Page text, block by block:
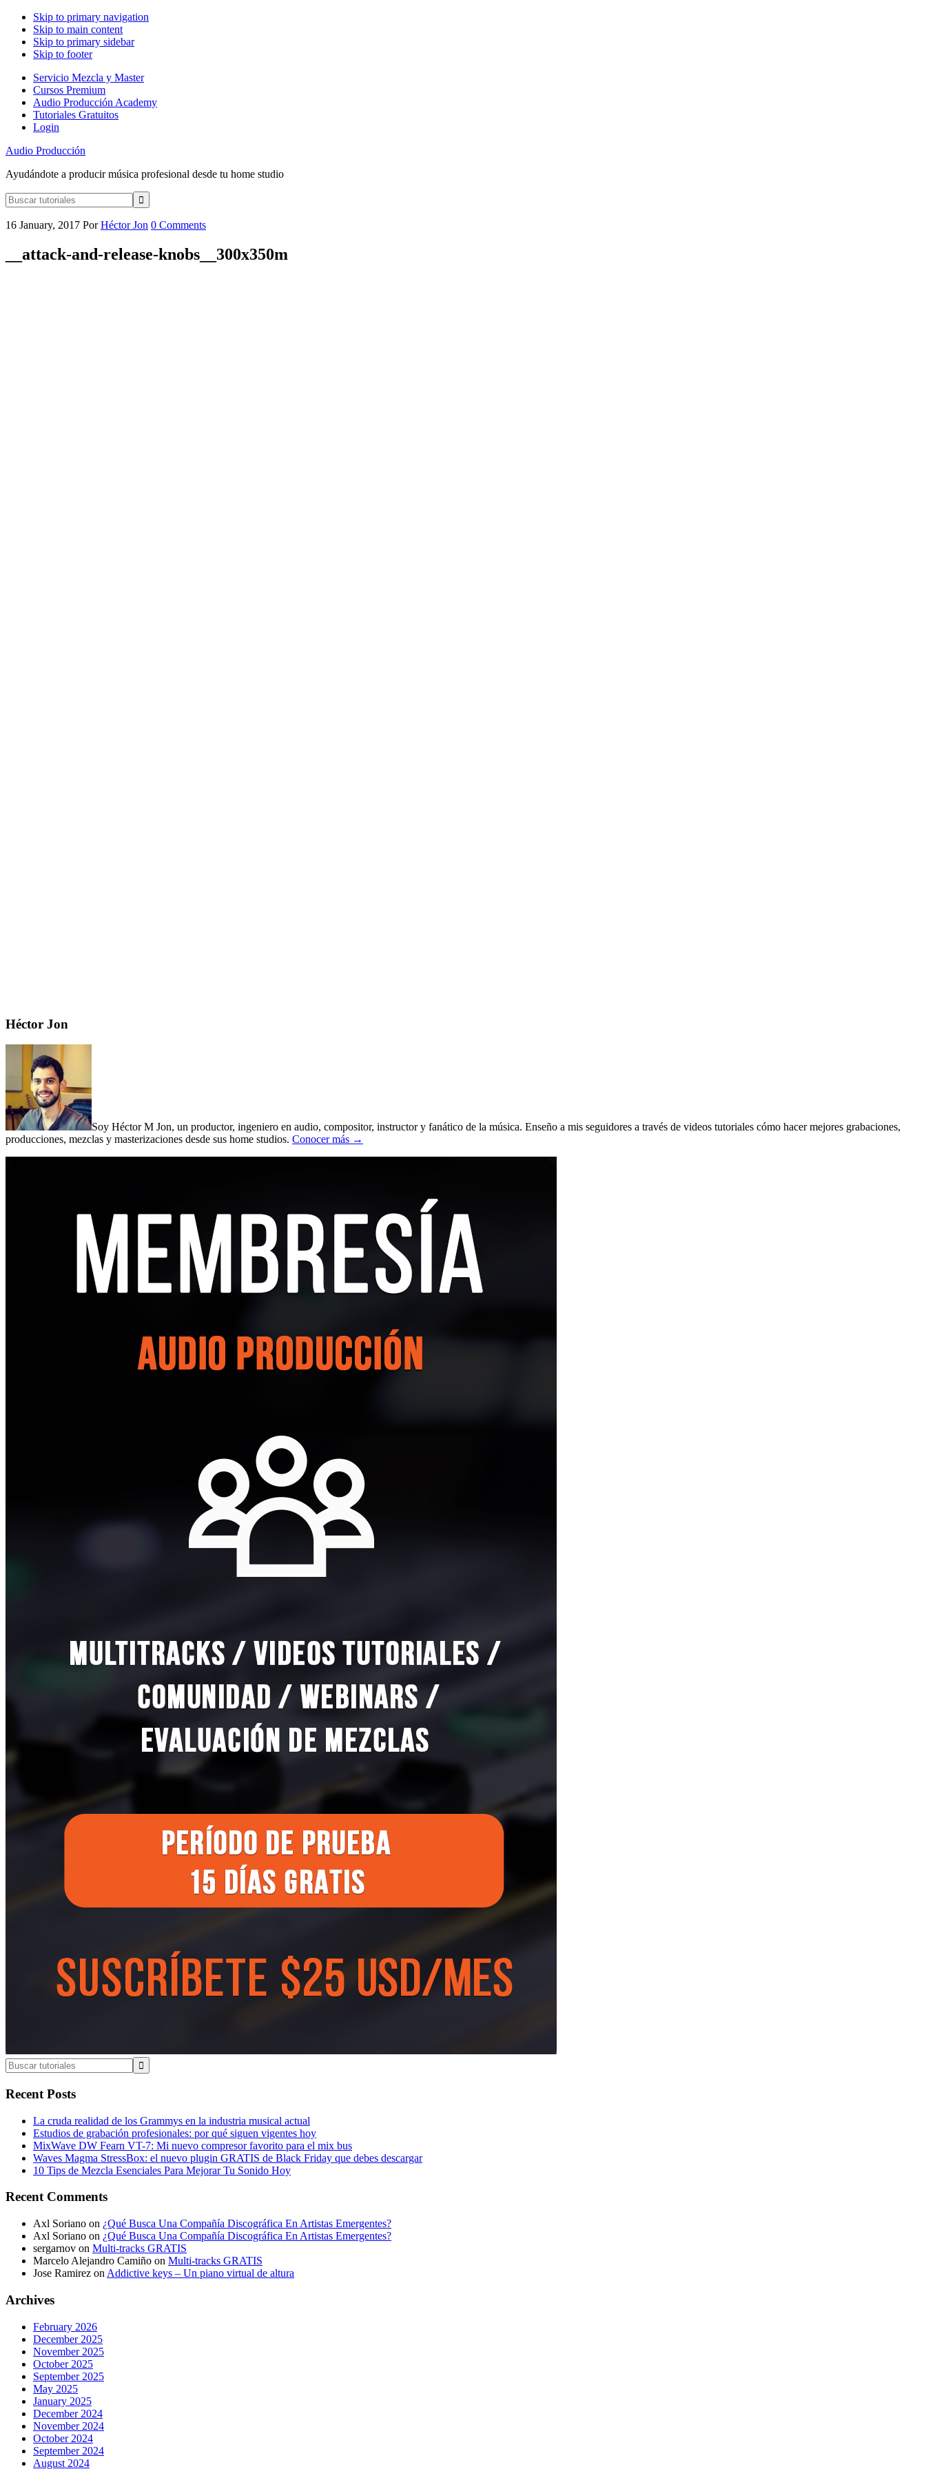
Skip to primary navigation
Skip to main content
Skip to primary sidebar
Skip to footer
Servicio Mezcla y Master
Cursos Premium
Audio Producción Academy
Tutoriales Gratuitos
Login
Audio Producción
Ayudándote a producir música profesional desde tu home studio
Buscar
tutoriales
16 January, 2017 PorHéctor Jon 0 Comments
__attack-and-release-knobs__300x350m
Primary
Sidebar
Héctor Jon
Soy Héctor M Jon, un productor, ingeniero en audio, compositor, instructor y fanático de la música. Enseño a mis seguidores a través de videos tutoriales cómo hacer mejores grabaciones,
producciones, mezclas y masterizaciones desde sus home studios. Conocer más →
Buscar
tutoriales
Recent Posts
La cruda realidad de los Grammys en la industria musical actual
Estudios de grabación profesionales: por qué siguen vigentes hoy
MixWave DW Fearn VT-7: Mi nuevo compresor favorito para el mix bus
Waves Magma StressBox: el nuevo plugin GRATIS de Black Friday que debes descargar
10 Tips de Mezcla Esenciales Para Mejorar Tu Sonido Hoy
Recent Comments
Axl Soriano on ¿Qué Busca Una Compañía Discográfica En Artistas Emergentes?
Axl Soriano on ¿Qué Busca Una Compañía Discográfica En Artistas Emergentes?
sergarnov on Multi-tracks GRATIS
Marcelo Alejandro Camiño on Multi-tracks GRATIS
Jose Ramirez on Addictive keys – Un piano virtual de altura
Archives
February 2026
December 2025
November 2025
October 2025
September 2025
May 2025
January 2025
December 2024
November 2024
October 2024
September 2024
August 2024